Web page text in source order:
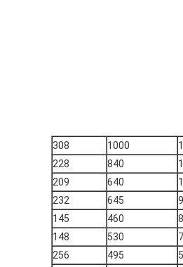
1000
308
840
228
640
209
645
232
460
145
530
148
495
256